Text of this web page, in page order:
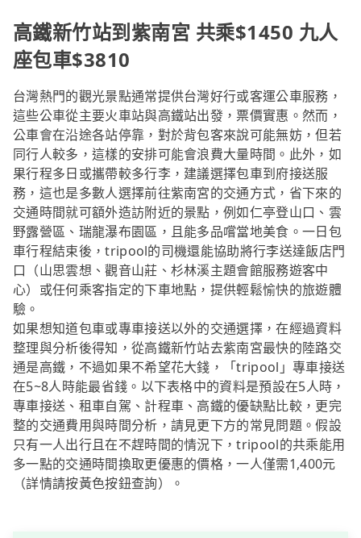
高鐵新竹站到紫南宮 共乘$1450 九人
座包車$3810
台灣熱門的觀光景點通常提供台灣好行或客運公車服務，
這些公車從主要火車站與高鐵站出發，票價實惠。然而，
公車會在沿途各站停靠，對於背包客來說可能無妨，但若
同行人較多，這樣的安排可能會浪費大量時間。此外，如
果行程多日或攜帶較多行李，建議選擇包車到府接送服
務，這也是多數人選擇前往紫南宮的交通方式，省下來的
交通時間就可額外造訪附近的景點，例如仁亭登山口、雲
野露營區、瑞龍瀑布園區，且能多品嚐當地美食。一日包
車行程結束後，tripool的司機還能協助將行李送達飯店門
口（山思雲想、觀音山莊、杉林溪主題會館服務遊客中
心）或任何乘客指定的下車地點，提供輕鬆愉快的旅遊體
驗。
如果想知道包車或專車接送以外的交通選擇，在經過資料
整理與分析後得知，從高鐵新竹站去紫南宮最快的陸路交
通是高鐵，不過如果不希望花大錢，「tripool」專車接送
在5~8人時能最省錢。以下表格中的資料是預設在5人時，
專車接送、租車自駕、計程車、高鐵的優缺點比較，更完
整的交通費用與時間分析，請見更下方的常見問題。假設
只有一人出行且在不趕時間的情況下，tripool的共乘能用
多一點的交通時間換取更優惠的價格，一人僅需1,400元
（詳情請按黃色按鈕查詢）。